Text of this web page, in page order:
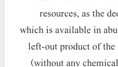
resources, as the
which is available in
left-out product of
(without any